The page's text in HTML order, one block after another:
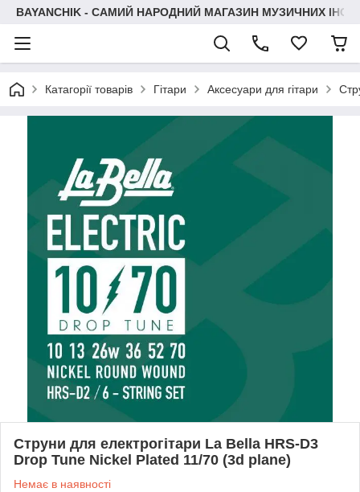
BAYANCHIK - САМИЙ НАРОДНИЙ МАГАЗИН МУЗИЧНИХ
Катагорії товарів Гітари Аксесуари для гітари
Струни для електрогітари La Bella HRS-D3
Drop Tune Nickel Plated 11/70 (3d plane)
Немає в наявності